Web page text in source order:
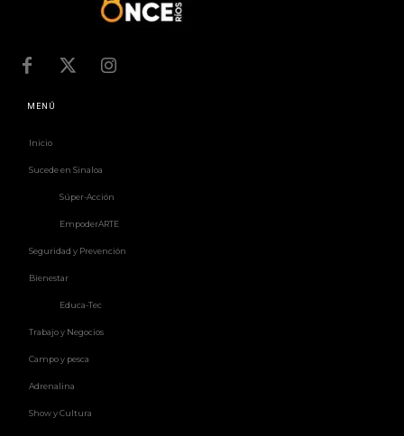
MENÚ
Inicio
Sucede en Sinaloa
Súper-Acción
EmpoderARTE
Seguridad y Prevención
Bienestar
Educa-Tec
Trabajo y Negocios
Campo y pesca
Adrenalina
Show y Cultura